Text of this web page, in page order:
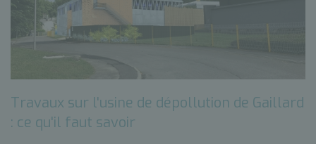
Travaux sur l'usine de dépollution de Gaillard
: ce qu'il faut savoir